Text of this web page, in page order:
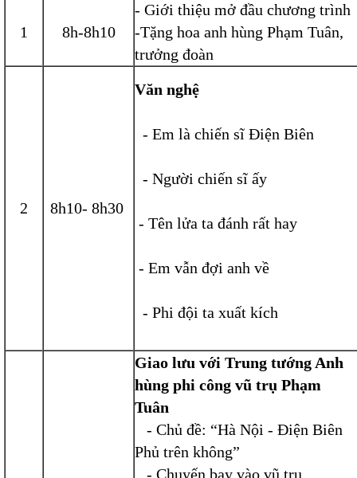
1 8h-8h10
- Giới thiệu mở đầu chương trình
-Tặng hoa anh hùng Phạm Tuân,
trưởng đoàn
2 8h10- 8h30
Văn nghệ
- Em là chiến sĩ Điện Biên
- Người chiến sĩ ấy
- Tên lửa ta đánh rất hay
- Em vẫn đợi anh về
- Phi đội ta xuất kích
Giao lưu với Trung tướng Anh
hùng phi công vũ trụ Phạm
Tuân
- Chủ đề: “Hà Nội - Điện Biên
Phủ trên không”
- Chuyến bay vào vũ trụ